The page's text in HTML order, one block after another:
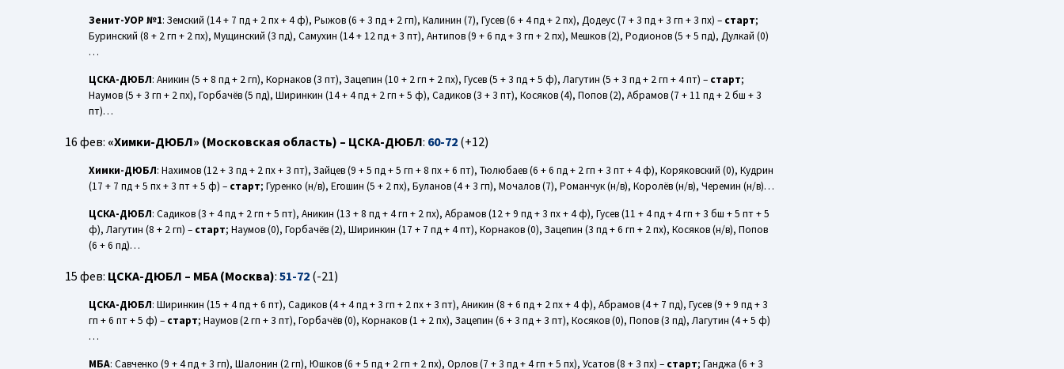
Зенит-УОР №1: Земский (14 + 7 пд + 2 пх + 4 ф), Рыжов (6 + 3 пд + 2 гп), Калинин (7), Гусев (6 + 4 пд + 2 пх), Додеус (7 + 3 пд + 3 гп + 3 пх) – старт;
Буринский (8 + 2 гп + 2 пх), Мущинский (3 пд), Самухин (14 + 12 пд + 3 пт), Антипов (9 + 6 пд + 3 гп + 2 пх), Мешков (2), Родионов (5 + 5 пд), Дулкай (0)
…
ЦСКА-ДЮБЛ: Аникин (5 + 8 пд + 2 гп), Корнаков (3 пт), Зацепин (10 + 2 гп + 2 пх), Гусев (5 + 3 пд + 5 ф), Лагутин (5 + 3 пд + 2 гп + 4 пт) – старт;
Наумов (5 + 3 гп + 2 пх), Горбачёв (5 пд), Ширинкин (14 + 4 пд + 2 гп + 5 ф), Садиков (3 + 3 пт), Косяков (4), Попов (2), Абрамов (7 + 11 пд + 2 бш + 3
пт)…
16 фев: «Химки-ДЮБЛ» (Московская область) – ЦСКА-ДЮБЛ: 60-72 (+12)
Химки-ДЮБЛ: Нахимов (12 + 3 пд + 2 пх + 3 пт), Зайцев (9 + 5 пд + 5 гп + 8 пх + 6 пт), Тюлюбаев (6 + 6 пд + 2 гп + 3 пт + 4 ф), Коряковский (0), Кудрин
(17 + 7 пд + 5 пх + 3 пт + 5 ф) – старт; Гуренко (н/в), Егошин (5 + 2 пх), Буланов (4 + 3 гп), Мочалов (7), Романчук (н/в), Королёв (н/в), Черемин (н/в)…
ЦСКА-ДЮБЛ: Садиков (3 + 4 пд + 2 гп + 5 пт), Аникин (13 + 8 пд + 4 гп + 2 пх), Абрамов (12 + 9 пд + 3 пх + 4 ф), Гусев (11 + 4 пд + 4 гп + 3 бш + 5 пт + 5
ф), Лагутин (8 + 2 гп) – старт; Наумов (0), Горбачёв (2), Ширинкин (17 + 7 пд + 4 пт), Корнаков (0), Зацепин (3 пд + 6 гп + 2 пх), Косяков (н/в), Попов
(6 + 6 пд)…
15 фев: ЦСКА-ДЮБЛ – МБА (Москва): 51-72 (-21)
ЦСКА-ДЮБЛ: Ширинкин (15 + 4 пд + 6 пт), Садиков (4 + 4 пд + 3 гп + 2 пх + 3 пт), Аникин (8 + 6 пд + 2 пх + 4 ф), Абрамов (4 + 7 пд), Гусев (9 + 9 пд + 3
гп + 6 пт + 5 ф) – старт; Наумов (2 гп + 3 пт), Горбачёв (0), Корнаков (1 + 2 пх), Зацепин (6 + 3 пд + 3 пт), Косяков (0), Попов (3 пд), Лагутин (4 + 5 ф)
…
МБА: Савченко (9 + 4 пд + 3 гп), Шалонин (2 гп), Юшков (6 + 5 пд + 2 гп + 2 пх), Орлов (7 + 3 пд + 4 гп + 5 пх), Усатов (8 + 3 пх) – старт; Ганджа (6 + 3